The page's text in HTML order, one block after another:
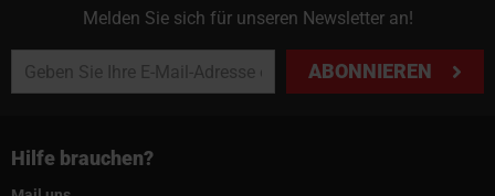
Melden Sie sich für unseren Newsletter an!
ABONNIEREN
Hilfe brauchen?